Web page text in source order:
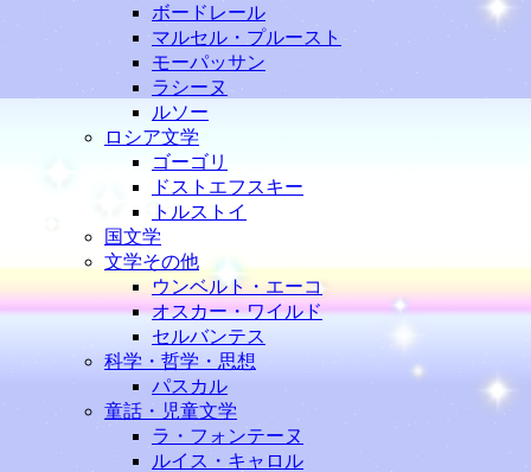
ボードレール
マルセル・プルースト
モーパッサン
ラシーヌ
ルソー
ロシア文学
ゴーゴリ
ドストエフスキー
トルストイ
国文学
文学その他
ウンベルト・エーコ
オスカー・ワイルド
セルバンテス
科学・哲学・思想
パスカル
童話・児童文学
ラ・フォンテーヌ
ルイス・キャロル